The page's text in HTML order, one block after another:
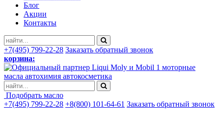
Блог
Акции
Контакты
+7(495) 799-22-28 Заказать обратный звонок
корзина:
моторные
масла автохимия автокосметика
Подобрать масло
+7(495) 799-22-28 +8(800) 101-64-61 Заказать обратный звонок